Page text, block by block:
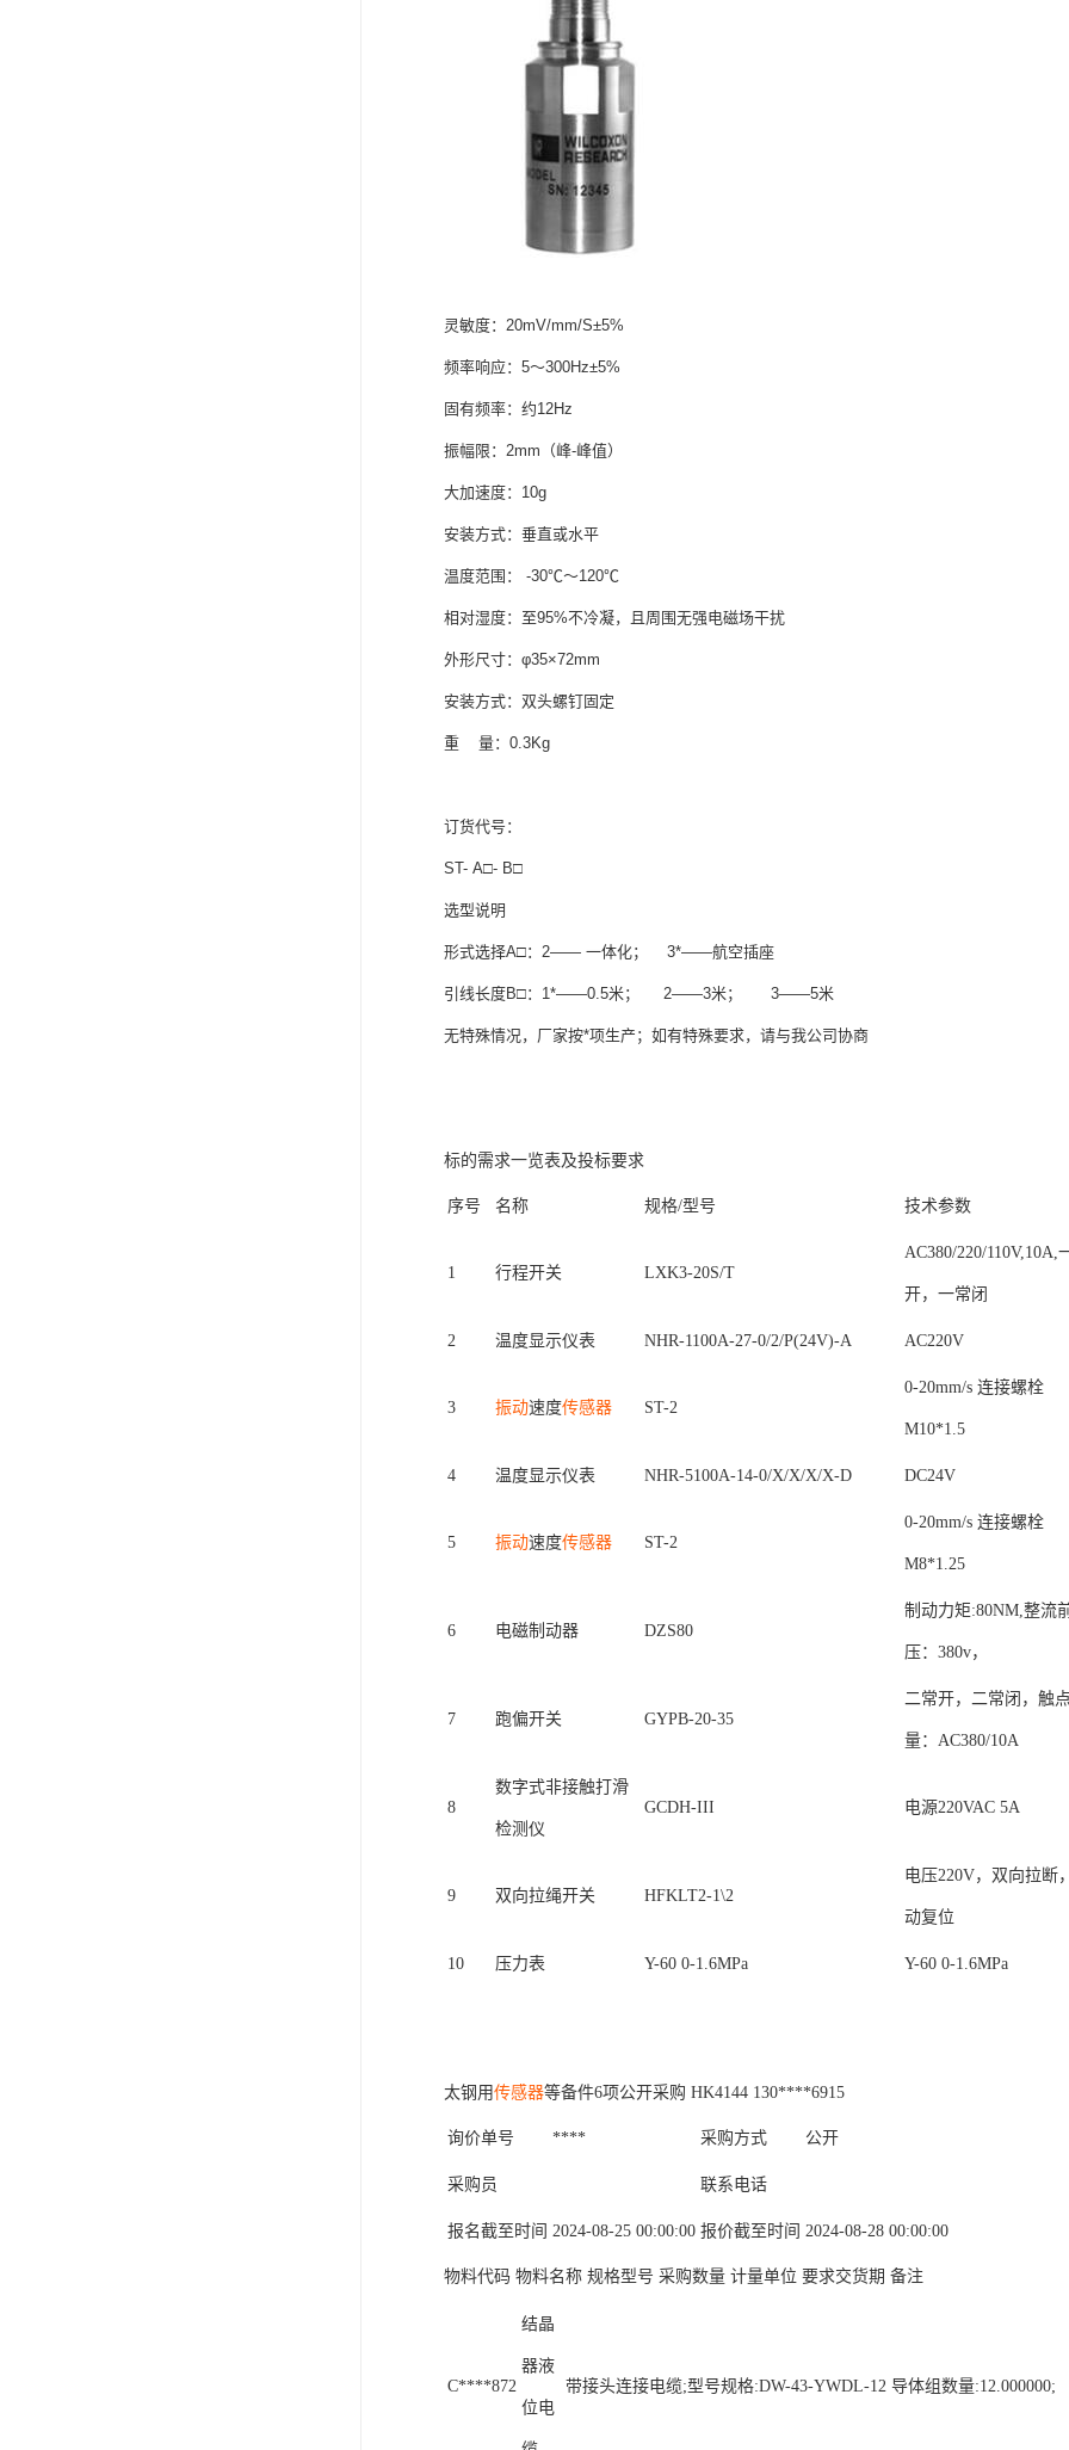
灵敏度：20mV/mm/S±5%
频率响应：5～300Hz±5%
固有频率：约12Hz
振幅限：2mm（峰-峰值）
大加速度：10g
安装方式：垂直或水平
温度范围： -30℃～120℃
相对湿度：至95%不冷凝，且周围无强电磁场干扰
外形尺寸：φ35×72mm
安装方式：双头螺钉固定
重 量：0.3Kg
订货代号：
ST- A□- B□
选型说明
形式选择A□：2—— 一体化； 3*——航空插座
引线长度B□：1*——0.5米； 2——3米； 3——5米
无特殊情况，厂家按*项生产；如有特殊要求，请与我公司协商
标的需求一览表及投标要求
序号 名称 规格/型号 技术参数
1 行程开关 LXK3-20S/T
AC380/220/110V,10A,
开，一常闭
2 温度显示仪表 NHR-1100A-27-0/2/P(24V)-A AC220V
3 振动速度传感器 ST-2
0-20mm/s 连接螺栓
M10*1.5
4 温度显示仪表 NHR-5100A-14-0/X/X/X/X-D DC24V
5 振动速度传感器 ST-2
0-20mm/s 连接螺栓
M8*1.25
6 电磁制动器 DZS80
制动力矩:80NM,整流
压：380v，
7 跑偏开关 GYPB-20-35
二常开，二常闭，触
量： AC380/10A
8
数字式非接触打滑
检测仪
GCDH-III 电源220VAC 5A
9 双向拉绳开关 HFKLT2-1\2
电压220V，双向拉断
动复位
10 压力表 Y-60 0-1.6MPa Y-60 0-1.6MPa
太钢用传感器等备件6项公开采购 HK4144 130****6915
询价单号 **** 采购方式 公开
采购员 联系电话
报名截至时间 2024-08-25 00:00:00 报价截至时间 2024-08-28 00:00:00
物料代码 物料名称 规格型号 采购数量 计量单位 要求交货期 备注
C****872
结晶
器液
位电
带接头连接电缆;型号规格:DW-43-YWDL-12 导体组数量:12.000000;